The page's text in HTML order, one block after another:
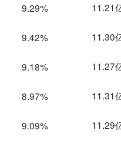
9.29% 11.21
9.42% 11.30
9.18% 11.27
8.97% 11.31
9.09% 11.29